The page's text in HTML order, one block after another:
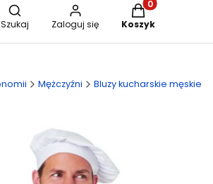
Otwórz wyszukiwarkę
Szukaj Zaloguj się
Produkty w
Koszyk
Mężczyźni Bluzy kucharskie męskie